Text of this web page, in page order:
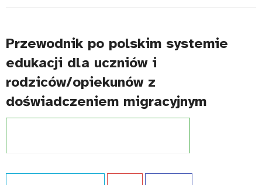
Przewodnik po polskim systemie
edukacji dla uczniów i
rodziców/opiekunów z
doświadczeniem migracyjnym